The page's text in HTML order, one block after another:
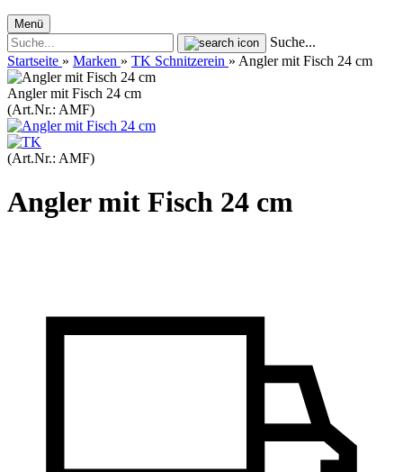
Menü
Suche...
Startseite » Marken » TK Schnitzerein » Angler mit Fisch 24 cm
Angler mit Fisch 24 cm
(Art.Nr.: AMF)
(Art.Nr.: AMF)
Angler mit Fisch 24 cm